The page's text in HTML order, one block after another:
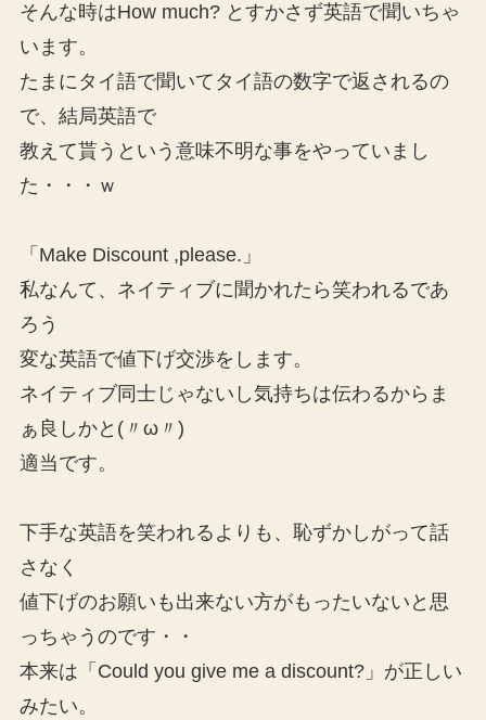
そんな時はHow much? とすかさず英語で聞いちゃ
います。
たまにタイ語で聞いてタイ語の数字で返されるの
で、結局英語で
教えて貰うという意味不明な事をやっていまし
た・・・ｗ
「Make Discount ,please.」
私なんて、ネイティブに聞かれたら笑われるであ
ろう
変な英語で値下げ交渉をします。
ネイティブ同士じゃないし気持ちは伝わるからま
ぁ良しかと(〃ω〃)
適当です。
下手な英語を笑われるよりも、恥ずかしがって話
さなく
値下げのお願いも出来ない方がもったいないと思
っちゃうのです・・
本来は「Could you give me a discount?」が正しい
みたい。